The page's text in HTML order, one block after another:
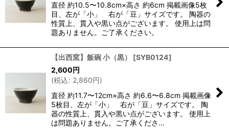
直径 約10.5〜10.8cm×高さ 約6cm 掲載画像5枚
目、左が「小」 右が「豆」サイズです。 陶器の
性質上、貫入や黒い点がございます。 使用上は問
題ありません。ご了承ください。
【出西窯】飯碗 小（黒） [SYB0124]
2,600円
(税込: 2,860円)
直径 約11.7〜12cm×高さ 約6.6〜6.8cm 掲載画像
5枚目、左が「小」 右が「豆」サイズです。 陶
器の性質上、貫入や黒い点がございます。 使用上
は問題ありません。ご了承くださ…